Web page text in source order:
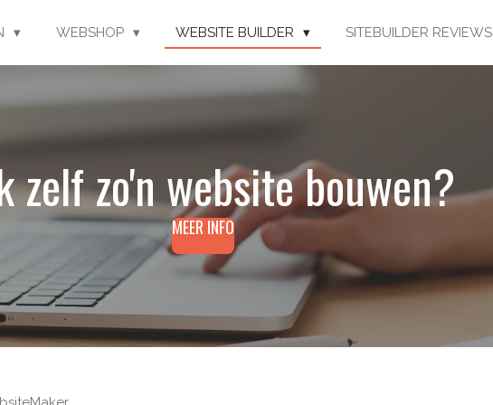
WEBSHOP WEBSITE BUILDER SITEBUILDER REVIEWS
zelf zo'n website bouwen?
MEER INFO